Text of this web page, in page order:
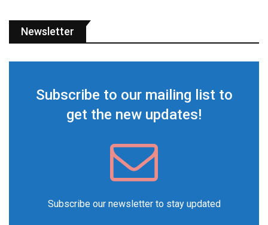
Newsletter
Subscribe to our mailing list to
get the new updates!
Subscribe our newsletter to stay updated